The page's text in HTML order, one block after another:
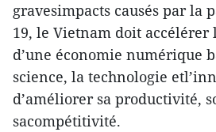
gravesimpacts causés par la
19, le Vietnam doit accélérer
d’une économie numérique
science, la technologie
d’améliorer sa productivité,
sacompétitivité.